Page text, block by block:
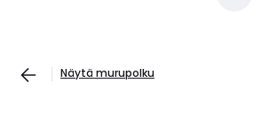
Näytä murupolku